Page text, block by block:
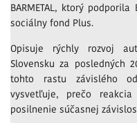
BARMETAL, ktorý
sociálny fond Plus.
Opisuje rýchly rozvoj
Slovensku za posledných
tohto rastu závislého
vysvetľuje, prečo
posilnenie súčasnej